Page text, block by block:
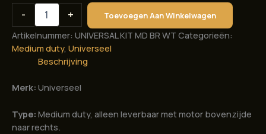
-
Universele
duty
elektrische
stuurbekrachtiging
bovenzijde
rechts
aantal
+ Toevoegen Aan Winkelwagen
Artikelnummer: UNIVERSAL KIT MD BR WT Categorieën:
Medium duty, Universeel
Beschrijving
Merk: Universeel
Type: Medium duty, alleen leverbaar met motor bovenzijde
naar rechts.